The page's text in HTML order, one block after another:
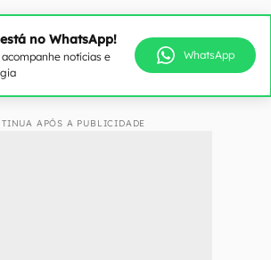
no WhatsApp!
notícias e
WhatsApp
APÓS A PUBLICIDADE